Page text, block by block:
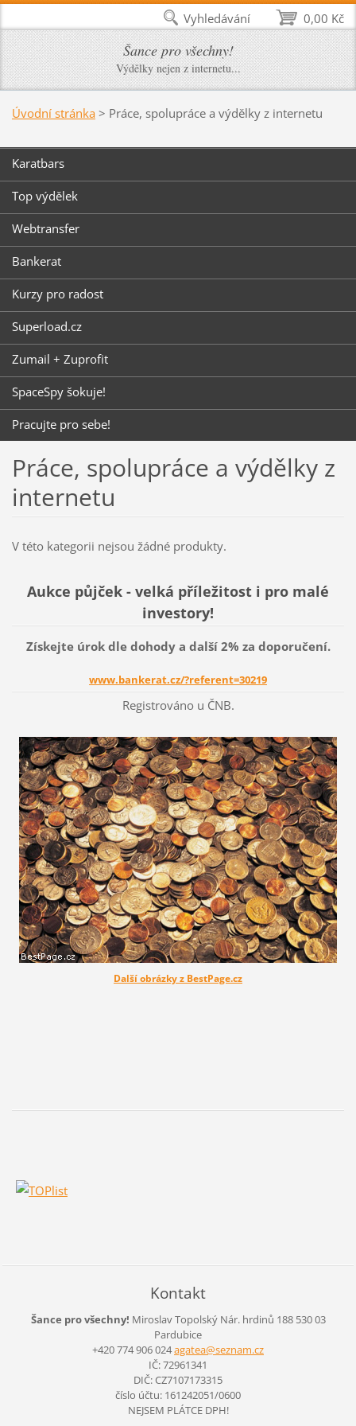
Šance pro všechny!
Výdělky nejen z internetu...
Úvodní stránka > Práce, spolupráce a výdělky z internetu
Karatbars
Top výdělek
Webtransfer
Bankerat
Kurzy pro radost
Superload.cz
Zumail + Zuprofit
SpaceSpy šokuje!
Pracujte pro sebe!
Práce, spolupráce a výdělky z
internetu
V této kategorii nejsou žádné produkty.
Aukce půjček - velká příležitost i pro malé
investory!
Získejte úrok dle dohody a další 2% za doporučení.
www.bankerat.cz/?referent=30219
Registrováno u ČNB.
Další obrázky z BestPage.cz
Kontakt
Šance pro všechny! Miroslav TopolskýNár. hrdinů 188530 03
Pardubice
+420 774 906 024agatea@seznam.cz
IČ: 72961341
DIČ: CZ7107173315
číslo účtu: 161242051/0600
NEJSEM PLÁTCE DPH!
0,00 Kč
Vyhledávání